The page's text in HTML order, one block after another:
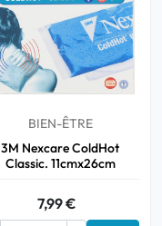
BIEN-ÊTRE
3M Nexcare ColdHot
Classic. 11cmx26cm
7,99 €